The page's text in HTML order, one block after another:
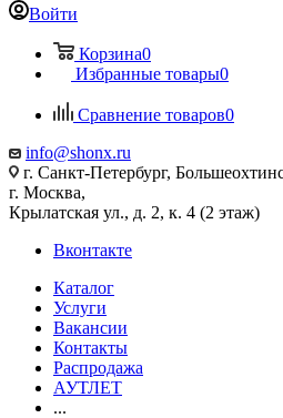
Войти
Корзина0
Избранные товары0
Сравнение товаров0
info@shonx.ru
г. Санкт-Петербург,
г. Москва,
Крылатская ул., д. 2, к. 4 (2 этаж)
Вконтакте
Каталог
Услуги
Вакансии
Контакты
Распродажа
АУТЛЕТ
...